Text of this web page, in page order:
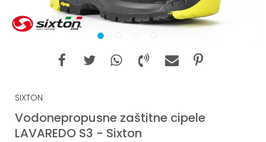
1
SIXTON
Vodonepropusne zaštitne cipele
LAVAREDO S3 - Sixton